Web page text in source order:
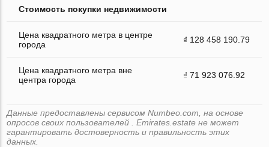
Стоимость покупки недвижимости
Цена квадратного метра в центре
города
₫ 128 458 190.79
Цена квадратного метра вне
центра города
₫ 71 923 076.92
Данные предоставлены сервисом Numbeo.com, на основе
опросов своих пользователей . Emirates.estate не может
гарантировать достоверность и правильность этих
данных.